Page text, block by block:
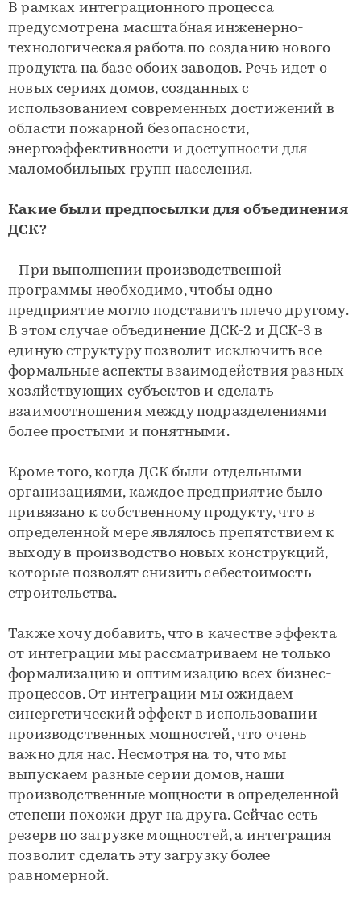
В рамках интеграционного процесса
предусмотрена масштабная инженерно-
технологическая работа по созданию нового
продукта на базе обоих заводов. Речь идет о
новых сериях домов, созданных с
использованием современных достижений в
области пожарной безопасности,
энергоэффективности и доступности для
маломобильных групп населения.
Какие были предпосылки для объединения
ДСК?
– При выполнении производственной
программы необходимо, чтобы одно
предприятие могло подставить плечо другому.
В этом случае объединение ДСК-2 и ДСК-3 в
единую структуру позволит исключить все
формальные аспекты взаимодействия разных
хозяйствующих субъектов и сделать
взаимоотношения между подразделениями
более простыми и понятными.
Кроме того, когда ДСК были отдельными
организациями, каждое предприятие было
привязано к собственному продукту, что в
определенной мере являлось препятствием к
выходу в производство новых конструкций,
которые позволят снизить себестоимость
строительства.
Также хочу добавить, что в качестве эффекта
от интеграции мы рассматриваем не только
формализацию и оптимизацию всех бизнес-
процессов. От интеграции мы ожидаем
синергетический эффект в использовании
производственных мощностей, что очень
важно для нас. Несмотря на то, что мы
выпускаем разные серии домов, наши
производственные мощности в определенной
степени похожи друг на друга. Сейчас есть
резерв по загрузке мощностей, а интеграция
позволит сделать эту загрузку более
равномерной.